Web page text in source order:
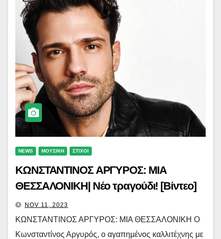
NEWS ΜΟΥΣΙΚΗ ΣΤΙΧΟΙ
ΚΩΝΣΤΑΝΤΙΝΟΣ ΑΡΓΥΡΟΣ: ΜΙΑ
ΘΕΣΣΑΛΟΝΙΚΗ| Νέο τραγούδι! [Βίντεο]
NOV 11, 2023
ΚΩΝΣΤΑΝΤΙΝΟΣ ΑΡΓΥΡΟΣ: ΜΙΑ ΘΕΣΣΑΛΟΝΙΚΗ Ο
Κωνσταντίνος Αργυρός, ο αγαπημένος καλλιτέχνης με